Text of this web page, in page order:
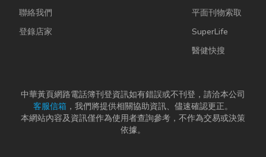
聯絡我們
登錄店家
平面刊物索取
SuperLife
醫健快搜
中華黃頁網路電話簿刊登資訊如有錯誤或不刊登，請洽本公司
客服信箱 ，我們將提供相關協助資訊、儘速確認更正。
本網站內容及資訊僅作為使用者查詢參考，不作為交易或決策
依據。